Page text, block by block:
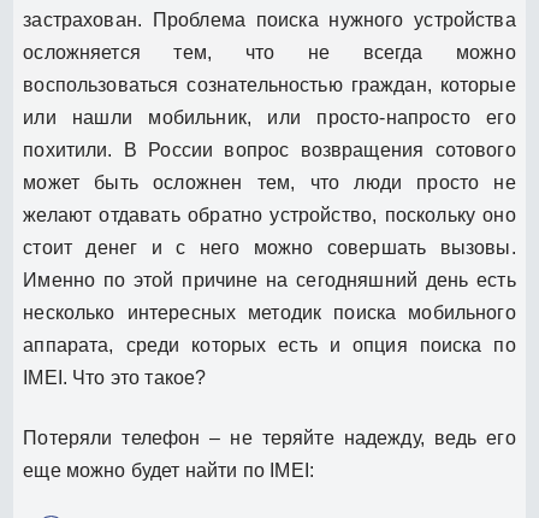
застрахован. Проблема поиска нужного устройства
осложняется тем, что не всегда можно
воспользоваться сознательностью граждан, которые
или нашли мобильник, или просто-напросто его
похитили. В России вопрос возвращения сотового
может быть осложнен тем, что люди просто не
желают отдавать обратно устройство, поскольку оно
стоит денег и с него можно совершать вызовы.
Именно по этой причине на сегодняшний день есть
несколько интересных методик поиска мобильного
аппарата, среди которых есть и опция поиска по
IMEI. Что это такое?
Потеряли телефон – не теряйте надежду, ведь его
еще можно будет найти по IMEI: